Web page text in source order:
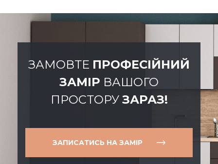
ЗАМОВТЕ ПРОФЕСІЙНИЙ
ЗАМІР ВАШОГО
ПРОСТОРУ ЗАРАЗ!
ЗАПИСАТИСЬ НА ЗАМІР